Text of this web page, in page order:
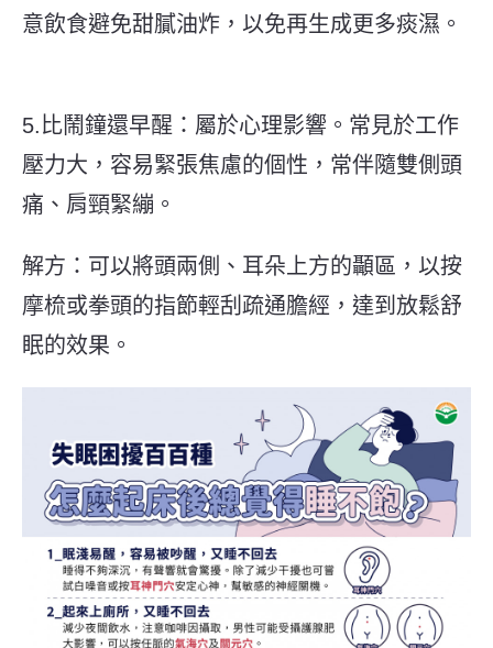
意飲食避免甜膩油炸，以免再生成更多痰濕。
5.比鬧鐘還早醒：屬於心理影響。常見於工作
壓力大，容易緊張焦慮的個性，常伴隨雙側頭
痛、肩頸緊繃。
解方：可以將頭兩側、耳朵上方的顳區，以按
摩梳或拳頭的指節輕刮疏通膽經，達到放鬆舒
眠的效果。